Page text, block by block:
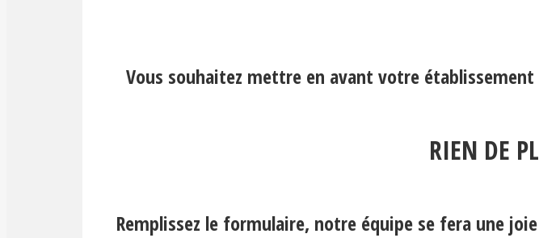
Vous souhaitez mettre en avant votre
RIEN DE
Remplissez le formulaire, notre équipe se fera une